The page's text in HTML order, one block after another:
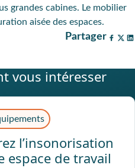
grandes cabines. Le mobilier
aisée des espaces.
Partager
vous intéresser
l’insonorisation
espace de travail